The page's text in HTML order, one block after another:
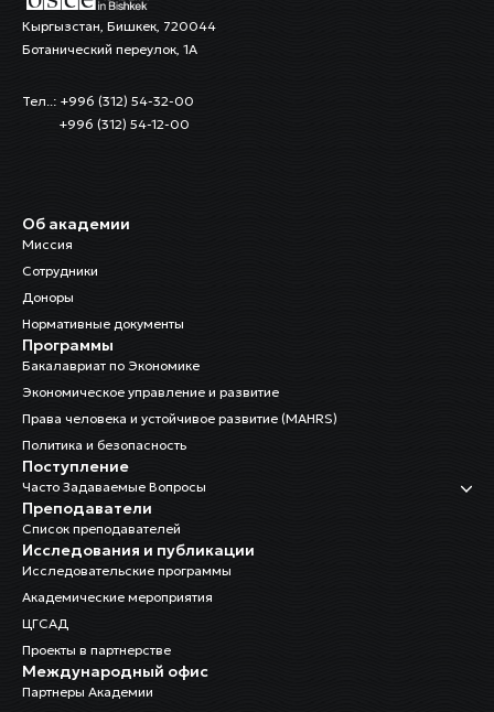
Кыргызстан, Бишкек, 720044
Ботанический переулок, 1А
Тел..: +996 (312) 54-32-00
+996 (312) 54-12-00
Об академии
Миссия
Сотрудники
Доноры
Нормативные документы
Программы
Бакалавриат по Экономике
Экономическое управление и развитие
Права человека и устойчивое развитие (MAHRS)
Политика и безопасность
Поступление
Часто Задаваемые Вопросы
Преподаватели
Список преподавателей
Исследования и публикации
Исследовательские программы
Академические мероприятия
ЦГСАД
Проекты в партнерстве
Международный офис
Партнеры Академии